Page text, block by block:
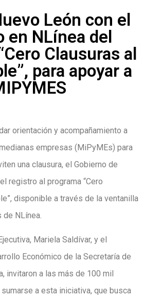
León con el
en NLínea del
Clausuras al
para apoyar a
orientación y acompañamiento a
empresas (MiPyMEs) para
una clausura, el Gobierno de
registro al programa “Cero
disponible a través de la ventanilla
NLínea.
Mariela Saldívar, y el
Económico de la Secretaría de
invitaron a las más de 100 mil
a esta iniciativa, que busca